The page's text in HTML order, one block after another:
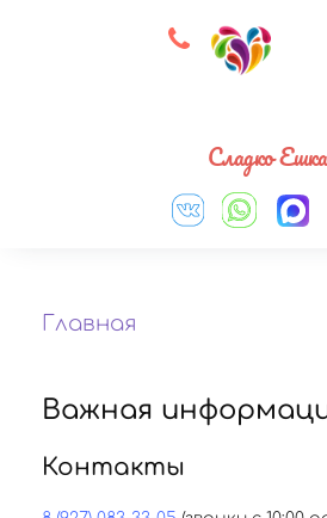
8 927 083
Сладко Ешка
Главная
Важная
Контакты